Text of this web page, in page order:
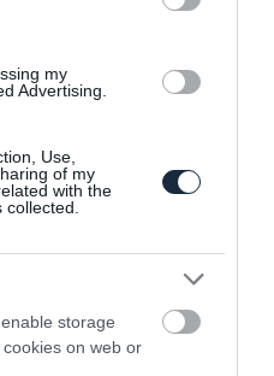
my
Advertising.
Use,
of my
with the
storage
on web or
a Maserati